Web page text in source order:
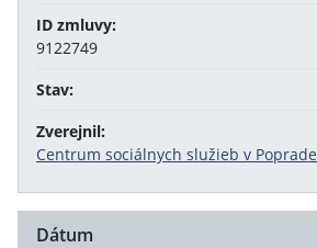
ID zmluvy:
9122749
Stav:
Zverejnil:
Centrum sociálnych služieb v Poprade
Dátum